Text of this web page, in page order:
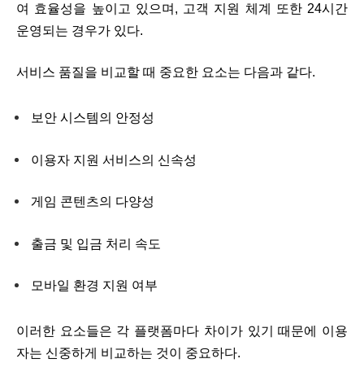
여 효율성을 높이고 있으며, 고객 지원 체계 또한 24시간
운영되는 경우가 있다.
서비스 품질을 비교할 때 중요한 요소는 다음과 같다.
보안 시스템의 안정성
이용자 지원 서비스의 신속성
게임 콘텐츠의 다양성
출금 및 입금 처리 속도
모바일 환경 지원 여부
이러한 요소들은 각 플랫폼마다 차이가 있기 때문에 이용
자는 신중하게 비교하는 것이 중요하다.